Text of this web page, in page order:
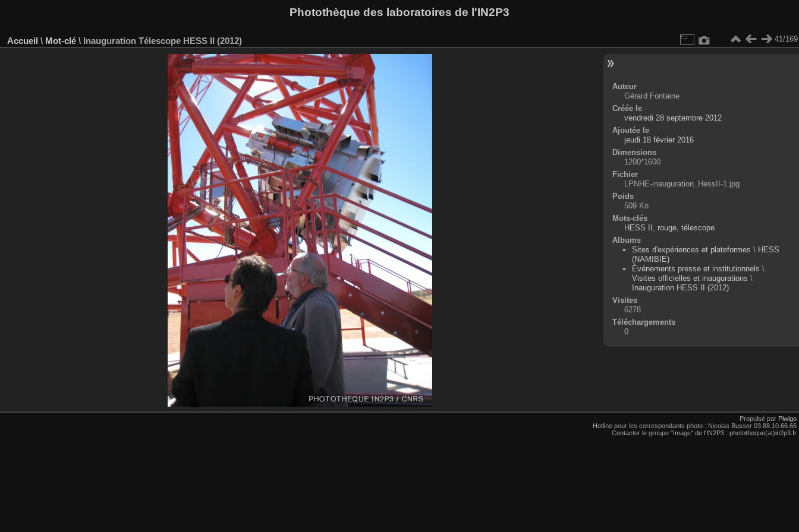
Photothèque des laboratoires de l'IN2P3
Accueil \ Mot-clé \ Inauguration Télescope HESS II (2012) 41/169
Auteur
Gérard Fontaine
Créée le
vendredi 28 septembre 2012
Ajoutée le
jeudi 18 février 2016
Dimensions
1200*1600
Fichier
LPNHE-inauguration_HessII-1.jpg
Poids
509 Ko
Mots-clés
HESS II
rouge, télescope
Albums
Sites d'expériences et plateformes \ HESS
(NAMIBIE)
Événements presse et institutionnels \
Visites officielles et inaugurations \
Inauguration HESS II (2012)
Visites
6278
Téléchargements
0
Propulsé par Piwigo
Hotline pour les correspondants photo : Nicolas Busser 03.88.10.66.66
Contacter le groupe "Image" de l'IN2P3 : phototheque(at)in2p3.fr